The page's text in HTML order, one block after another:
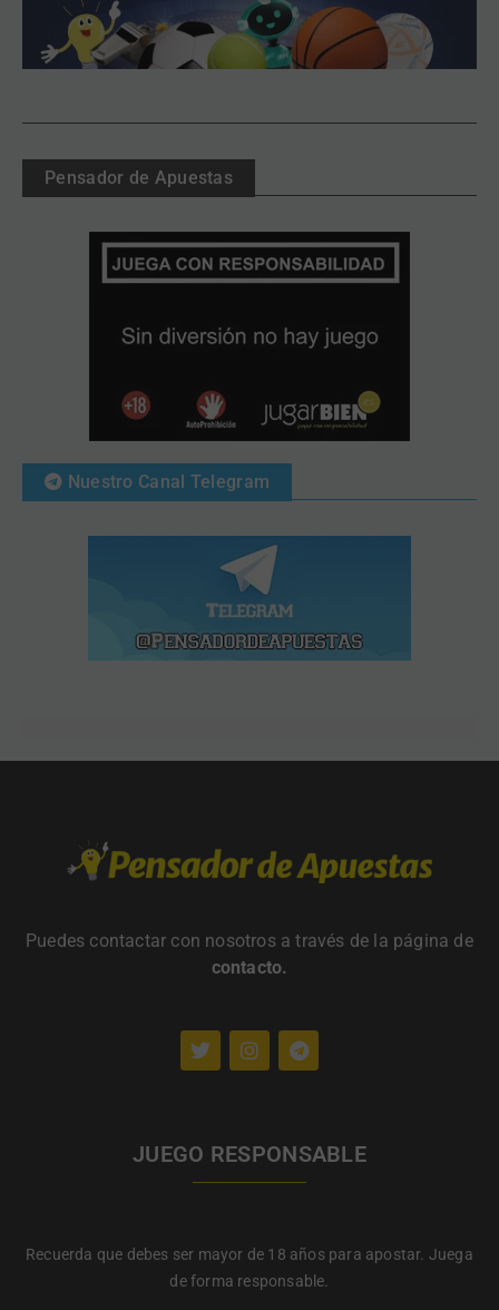
Pensador de Apuestas
Nuestro Canal Telegram
Puedes contactar con nosotros a través de la página de
contacto.
JUEGO RESPONSABLE
Recuerda que debes ser mayor de 18 años para apostar. Juega
de forma responsable.